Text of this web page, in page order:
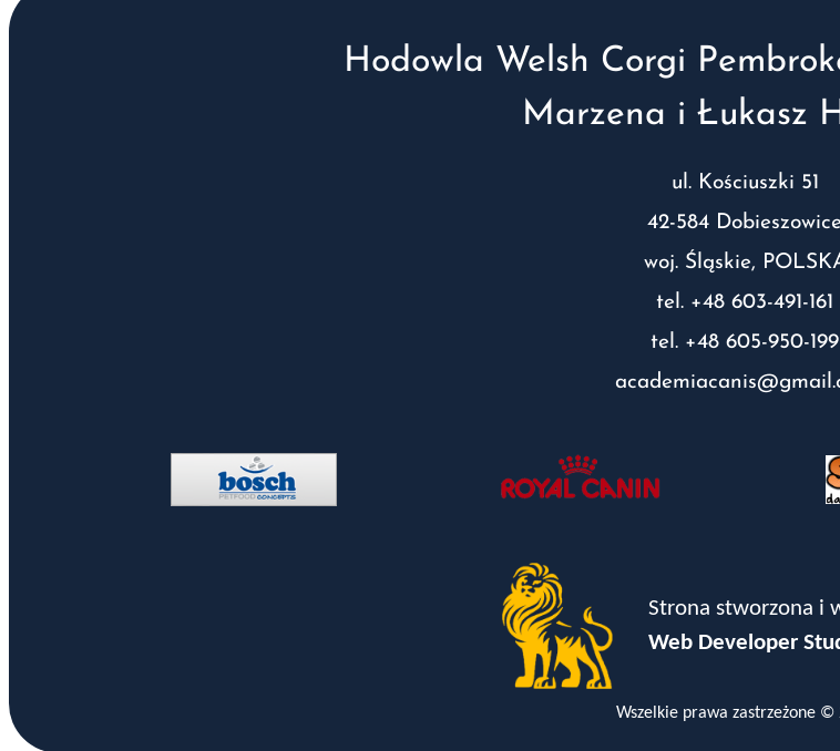
Hodowla Welsh Corgi
Marzena i Łukasz
ul. Kościuszki 51
42-584 Dobieszowice
woj. Śląskie,
tel. +48 603-491-161
tel. +48 605-950-199
Strona stworzona i
Web Developer
Wszelkie prawa zastrzeżone ©